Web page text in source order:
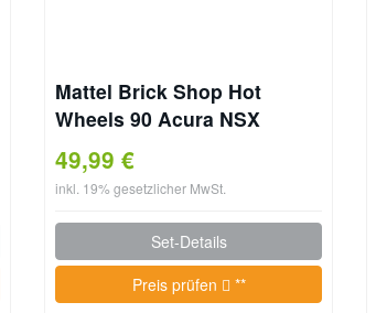
Mattel Brick Shop Hot
Wheels 90 Acura NSX
(JFT17)
49,99 €
inkl. 19% gesetzlicher MwSt.
Set-Details
Preis prüfen
**